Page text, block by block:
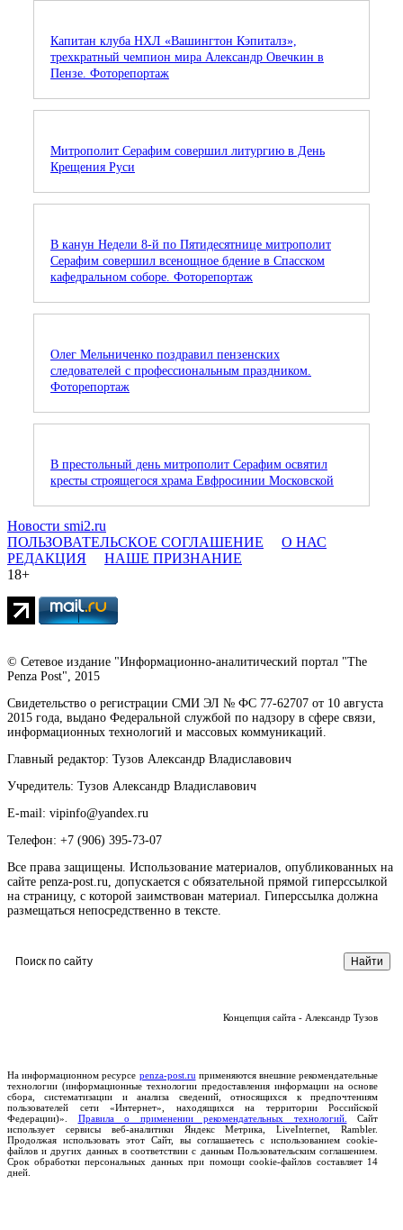
Капитан клуба НХЛ «Вашингтон Кэпиталз»,
трехкратный чемпион мира Александр Овечкин в
Пензе. Фоторепортаж
Митрополит Серафим совершил литургию в День
Крещения Руси
В канун Недели 8-й по Пятидесятнице митрополит
Серафим совершил всенощное бдение в Спасском
кафедральном соборе. Фоторепортаж
Олег Мельниченко поздравил пензенских
следователей с профессиональным праздником.
Фоторепортаж
В престольный день митрополит Серафим освятил
кресты строящегося храма Евфросинии Московской
Новости smi2.ru
ПОЛЬЗОВАТЕЛЬСКОЕ СОГЛАШЕНИЕ
О НАС
РЕДАКЦИЯ
НАШЕ ПРИЗНАНИЕ
18+
© Сетевое издание "Информационно-аналитический портал "The
Penza Post", 2015
Свидетельство о регистрации СМИ ЭЛ № ФС 77-62707 от 10 августа
2015 года, выдано Федеральной службой по надзору в сфере связи,
информационных технологий и массовых коммуникаций.
Главный редактор: Тузов Александр Владиславович
Учредитель: Тузов Александр Владиславович
E-mail: vipinfo@yandex.ru
Телефон: +7 (906) 395-73-07
Все права защищены. Использование материалов, опубликованных на
сайте penza-post.ru, допускается с обязательной прямой гиперссылкой
на страницу, с которой заимствован материал. Гиперссылка должна
размещаться непосредственно в тексте.
Концепция сайта - Александр Тузов
На информационном ресурсе penza-post.ru применяются внешние рекомендательные
технологии (информационные технологии предоставления информации на основе
сбора, систематизации и анализа сведений, относящихся к предпочтениям
пользователей сети «Интернет», находящихся на территории Российской
Федерации)». Правила о применении рекомендательных технологий.
Сайт
использует сервисы веб-аналитики Яндекс Метрика, LiveInternet, Rambler.
Продолжая использовать этот Сайт, вы соглашаетесь с использованием cookie-
файлов и других данных в соответствии с данным Пользовательским соглашением.
Срок обработки персональных данных при помощи cookie-файлов составляет 14
дней.